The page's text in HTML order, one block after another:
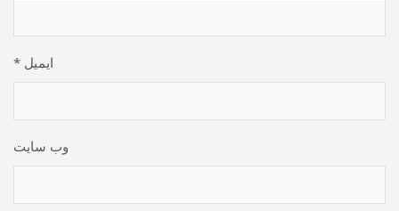
ایمیل *
وب‌ سایت